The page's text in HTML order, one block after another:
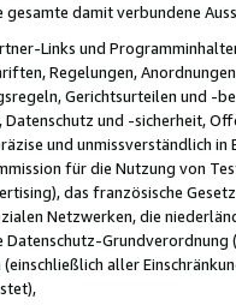
gesamte damit verbundene
Links und
Regelungen,
Gerichtsurteilen und -
und -sicherheit,
und unmissverständlich
für die Nutzung von
das französische
Netzwerken, die
aller